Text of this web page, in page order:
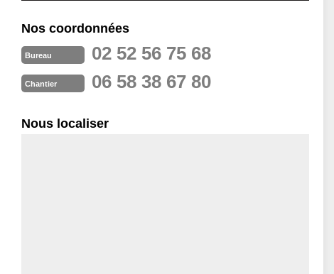
Nos coordonnées
Bureau 02 52 56 75 68
Chantier 06 58 38 67 80
Nous localiser